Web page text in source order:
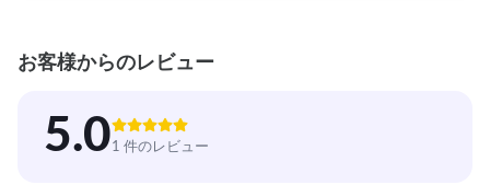
お客様からのレビュー
5.01 件のレビュー